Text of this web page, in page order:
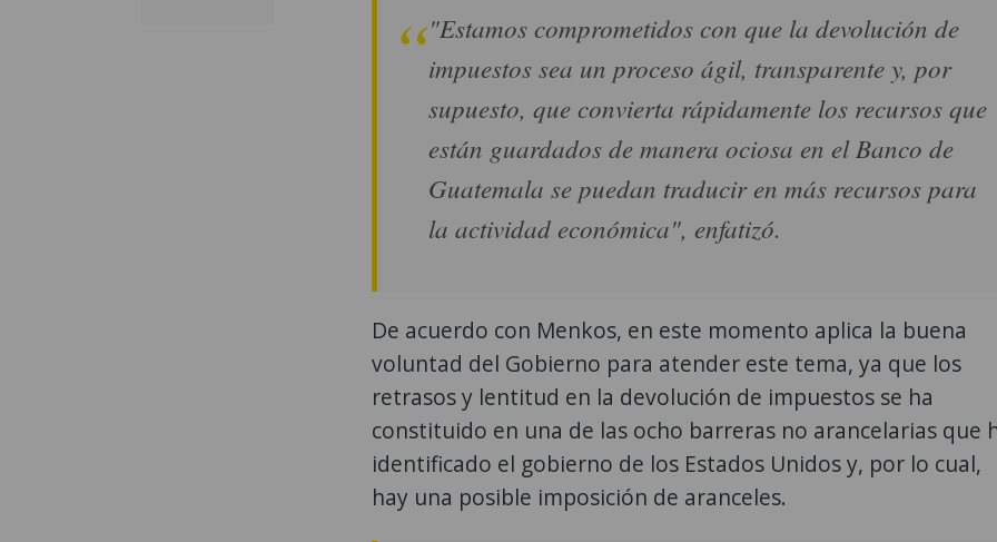
"Estamos comprometidos con que la devolución de
impuestos sea un proceso ágil, transparente y, por
supuesto, que convierta rápidamente los recursos que
están guardados de manera ociosa en el Banco de
Guatemala se puedan traducir en más recursos para
la actividad económica", enfatizó.
De acuerdo con Menkos, en este momento aplica la buena
voluntad del Gobierno para atender este tema, ya que los
retrasos y lentitud en la devolución de impuestos se ha
constituido en una de las ocho barreras no arancelarias que
identificado el gobierno de los Estados Unidos y, por lo cual,
hay una posible imposición de aranceles.